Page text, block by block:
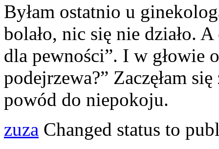
Byłam ostatnio u
bolało, nic się nie działo.
dla pewności”. I w głowie
podejrzewa?” Zaczęłam
powód do niepokoju.
zuza Changed status to